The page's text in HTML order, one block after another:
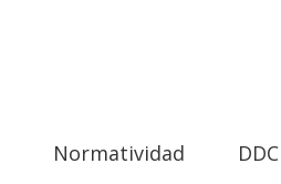
Normatividad DDC